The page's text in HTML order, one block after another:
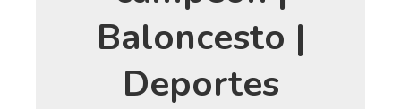
Baloncesto |
Deportes